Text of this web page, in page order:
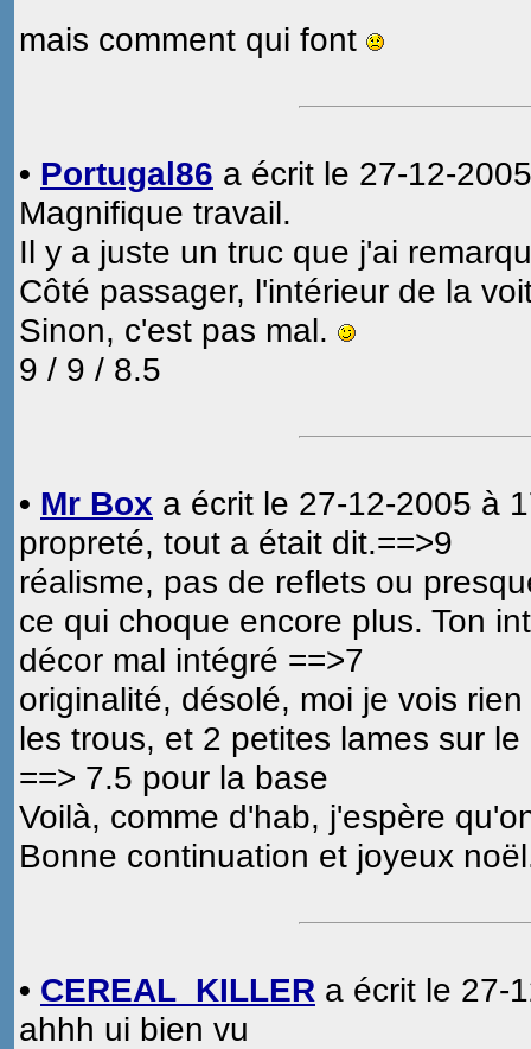
mais comment qui font
• Portugal86 a écrit le 27-12-
Magnifique travail.
Il y a juste un truc que j'ai
Côté passager, l'intérieur de la
Sinon, c'est pas mal.
9 / 9 / 8.5
• Mr Box a écrit le 27-12-2005 à
propreté, tout a était dit.==>9
réalisme, pas de reflets ou
ce qui choque encore plus. Ton
décor mal intégré ==>7
originalité, désolé, moi je vois
les trous, et 2 petites lames sur le
==> 7.5 pour la base
Voilà, comme d'hab, j'espère
Bonne continuation et joyeux
• CEREAL_KILLER a écrit le 27-
ahhh ui bien vu